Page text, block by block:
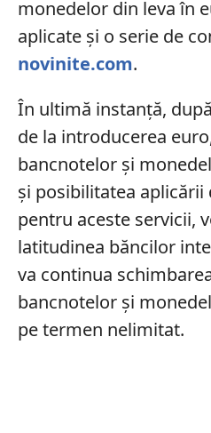
monedelor din leva în
aplicate și o serie de
novinite.com.
În ultimă instanță,
de la introducerea
bancnotelor şi
şi posibilitatea aplicării
pentru aceste servicii,
latitudinea băncilor
va continua
bancnotelor şi
pe termen nelimitat.